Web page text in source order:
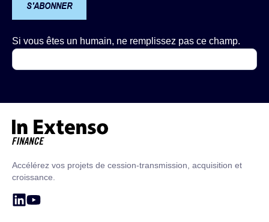
S'ABONNER
Si vous êtes un humain, ne remplissez pas ce champ.
Accélérez vos projets de cession-transmission, acquisition et
croissance.